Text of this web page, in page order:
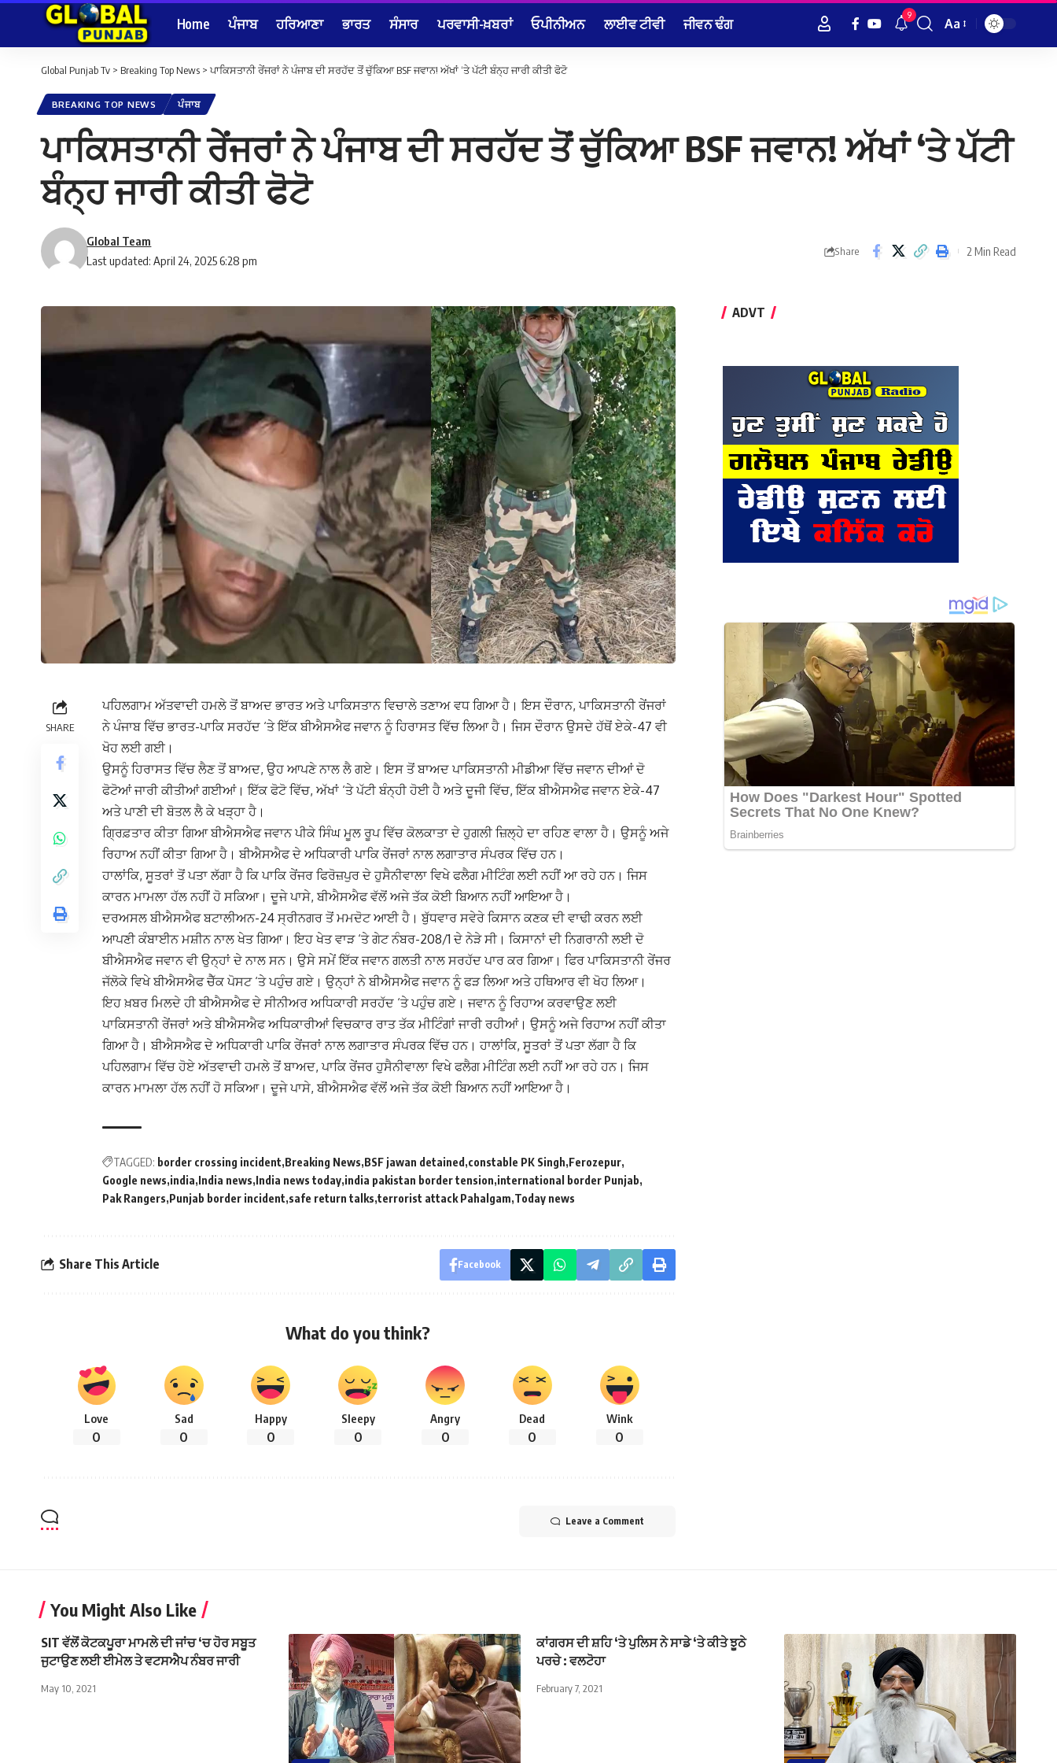
Home ਪੰਜਾਬ ਹਰਿਆਣਾ ਭਾਰਤ ਸੰਸਾਰ ਪਰਵਾਸੀ-ਖ਼ਬਰਾਂ ਓਪੀਨੀਅਨ ਲਾਈਵ ਟੀਵੀ ਜੀਵਨ ਢੰਗ 9
Font
Aa
Global Punjab Tv > Breaking Top News > ਪਾਕਿਸਤਾਨੀ ਰੇਂਜਰਾਂ ਨੇ ਪੰਜਾਬ ਦੀ ਸਰਹੱਦ ਤੋਂ ਚੁੱਕਿਆ BSF ਜਵਾਨ! ਅੱਖਾਂ ‘ਤੇ ਪੱਟੀ ਬੰਨ੍ਹ ਜਾਰੀ ਕੀਤੀ ਫੋਟੋ
BREAKING TOP NEWS ਪੰਜਾਬ
ਪਾਕਿਸਤਾਨੀ ਰੇਂਜਰਾਂ ਨੇ ਪੰਜਾਬ ਦੀ ਸਰਹੱਦ ਤੋਂ ਚੁੱਕਿਆ BSF ਜਵਾਨ! ਅੱਖਾਂ ‘ਤੇ ਪੱਟੀ
ਬੰਨ੍ਹ ਜਾਰੀ ਕੀਤੀ ਫੋਟੋ
Last updated: April 24, 2025 6:28 pm
Global Team
Share 2 Min Read
SHARE
ਪਹਿਲਗਾਮ ਅੱਤਵਾਦੀ ਹਮਲੇ ਤੋਂ ਬਾਅਦ ਭਾਰਤ ਅਤੇ ਪਾਕਿਸਤਾਨ ਵਿਚਾਲੇ ਤਣਾਅ ਵਧ ਗਿਆ ਹੈ। ਇਸ ਦੌਰਾਨ, ਪਾਕਿਸਤਾਨੀ ਰੇਂਜਰਾਂ
ਨੇ ਪੰਜਾਬ ਵਿੱਚ ਭਾਰਤ-ਪਾਕਿ ਸਰਹੱਦ ‘ਤੇ ਇੱਕ ਬੀਐਸਐਫ ਜਵਾਨ ਨੂੰ ਹਿਰਾਸਤ ਵਿੱਚ ਲਿਆ ਹੈ। ਜਿਸ ਦੌਰਾਨ ਉਸਦੇ ਹੱਥੋਂ ਏਕੇ-47 ਵੀ
ਖੋਹ ਲਈ ਗਈ।
ਉਸਨੂੰ ਹਿਰਾਸਤ ਵਿੱਚ ਲੈਣ ਤੋਂ ਬਾਅਦ, ਉਹ ਆਪਣੇ ਨਾਲ ਲੈ ਗਏ। ਇਸ ਤੋਂ ਬਾਅਦ ਪਾਕਿਸਤਾਨੀ ਮੀਡੀਆ ਵਿੱਚ ਜਵਾਨ ਦੀਆਂ ਦੋ
ਫੋਟੋਆਂ ਜਾਰੀ ਕੀਤੀਆਂ ਗਈਆਂ। ਇੱਕ ਫੋਟੋ ਵਿੱਚ, ਅੱਖਾਂ ‘ਤੇ ਪੱਟੀ ਬੰਨ੍ਹੀ ਹੋਈ ਹੈ ਅਤੇ ਦੂਜੀ ਵਿੱਚ, ਇੱਕ ਬੀਐਸਐਫ ਜਵਾਨ ਏਕੇ-47
ਅਤੇ ਪਾਣੀ ਦੀ ਬੋਤਲ ਲੈ ਕੇ ਖੜ੍ਹਾ ਹੈ।
ਗ੍ਰਿਫ਼ਤਾਰ ਕੀਤਾ ਗਿਆ ਬੀਐਸਐਫ ਜਵਾਨ ਪੀਕੇ ਸਿੰਘ ਮੂਲ ਰੂਪ ਵਿੱਚ ਕੋਲਕਾਤਾ ਦੇ ਹੁਗਲੀ ਜ਼ਿਲ੍ਹੇ ਦਾ ਰਹਿਣ ਵਾਲਾ ਹੈ। ਉਸਨੂੰ ਅਜੇ
ਰਿਹਾਅ ਨਹੀਂ ਕੀਤਾ ਗਿਆ ਹੈ। ਬੀਐਸਐਫ ਦੇ ਅਧਿਕਾਰੀ ਪਾਕਿ ਰੇਂਜਰਾਂ ਨਾਲ ਲਗਾਤਾਰ ਸੰਪਰਕ ਵਿੱਚ ਹਨ।
ਹਾਲਾਂਕਿ, ਸੂਤਰਾਂ ਤੋਂ ਪਤਾ ਲੱਗਾ ਹੈ ਕਿ ਪਾਕਿ ਰੇਂਜਰ ਫਿਰੋਜ਼ਪੁਰ ਦੇ ਹੁਸੈਨੀਵਾਲਾ ਵਿਖੇ ਫਲੈਗ ਮੀਟਿੰਗ ਲਈ ਨਹੀਂ ਆ ਰਹੇ ਹਨ। ਜਿਸ
ਕਾਰਨ ਮਾਮਲਾ ਹੱਲ ਨਹੀਂ ਹੋ ਸਕਿਆ। ਦੂਜੇ ਪਾਸੇ, ਬੀਐਸਐਫ ਵੱਲੋਂ ਅਜੇ ਤੱਕ ਕੋਈ ਬਿਆਨ ਨਹੀਂ ਆਇਆ ਹੈ।
ਦਰਅਸਲ ਬੀਐਸਐਫ ਬਟਾਲੀਅਨ-24 ਸ੍ਰੀਨਗਰ ਤੋਂ ਮਮਦੋਟ ਆਈ ਹੈ। ਬੁੱਧਵਾਰ ਸਵੇਰੇ ਕਿਸਾਨ ਕਣਕ ਦੀ ਵਾਢੀ ਕਰਨ ਲਈ
ਆਪਣੀ ਕੰਬਾਈਨ ਮਸ਼ੀਨ ਨਾਲ ਖੇਤ ਗਿਆ। ਇਹ ਖੇਤ ਵਾੜ ‘ਤੇ ਗੇਟ ਨੰਬਰ-208/1 ਦੇ ਨੇੜੇ ਸੀ। ਕਿਸਾਨਾਂ ਦੀ ਨਿਗਰਾਨੀ ਲਈ ਦੋ
ਬੀਐਸਐਫ ਜਵਾਨ ਵੀ ਉਨ੍ਹਾਂ ਦੇ ਨਾਲ ਸਨ। ਉਸੇ ਸਮੇਂ ਇੱਕ ਜਵਾਨ ਗਲਤੀ ਨਾਲ ਸਰਹੱਦ ਪਾਰ ਕਰ ਗਿਆ। ਫਿਰ ਪਾਕਿਸਤਾਨੀ ਰੇਂਜਰ
ਜੱਲੋਕੇ ਵਿਖੇ ਬੀਐਸਐਫ ਚੈੱਕ ਪੋਸਟ ‘ਤੇ ਪਹੁੰਚ ਗਏ। ਉਨ੍ਹਾਂ ਨੇ ਬੀਐਸਐਫ ਜਵਾਨ ਨੂੰ ਫੜ ਲਿਆ ਅਤੇ ਹਥਿਆਰ ਵੀ ਖੋਹ ਲਿਆ।
ਇਹ ਖ਼ਬਰ ਮਿਲਦੇ ਹੀ ਬੀਐਸਐਫ ਦੇ ਸੀਨੀਅਰ ਅਧਿਕਾਰੀ ਸਰਹੱਦ ‘ਤੇ ਪਹੁੰਚ ਗਏ। ਜਵਾਨ ਨੂੰ ਰਿਹਾਅ ਕਰਵਾਉਣ ਲਈ
ਪਾਕਿਸਤਾਨੀ ਰੇਂਜਰਾਂ ਅਤੇ ਬੀਐਸਐਫ ਅਧਿਕਾਰੀਆਂ ਵਿਚਕਾਰ ਰਾਤ ਤੱਕ ਮੀਟਿੰਗਾਂ ਜਾਰੀ ਰਹੀਆਂ। ਉਸਨੂੰ ਅਜੇ ਰਿਹਾਅ ਨਹੀਂ ਕੀਤਾ
ਗਿਆ ਹੈ। ਬੀਐਸਐਫ ਦੇ ਅਧਿਕਾਰੀ ਪਾਕਿ ਰੇਂਜਰਾਂ ਨਾਲ ਲਗਾਤਾਰ ਸੰਪਰਕ ਵਿੱਚ ਹਨ। ਹਾਲਾਂਕਿ, ਸੂਤਰਾਂ ਤੋਂ ਪਤਾ ਲੱਗਾ ਹੈ ਕਿ
ਪਹਿਲਗਾਮ ਵਿੱਚ ਹੋਏ ਅੱਤਵਾਦੀ ਹਮਲੇ ਤੋਂ ਬਾਅਦ, ਪਾਕਿ ਰੇਂਜਰ ਹੁਸੈਨੀਵਾਲਾ ਵਿਖੇ ਫਲੈਗ ਮੀਟਿੰਗ ਲਈ ਨਹੀਂ ਆ ਰਹੇ ਹਨ। ਜਿਸ
ਕਾਰਨ ਮਾਮਲਾ ਹੱਲ ਨਹੀਂ ਹੋ ਸਕਿਆ। ਦੂਜੇ ਪਾਸੇ, ਬੀਐਸਐਫ ਵੱਲੋਂ ਅਜੇ ਤੱਕ ਕੋਈ ਬਿਆਨ ਨਹੀਂ ਆਇਆ ਹੈ।
TAGGED: border crossing incident Breaking News BSF jawan detained constable PK Singh Ferozepur
Google news india India news India news today india pakistan border tension international border Punjab
Pak Rangers Punjab border incident safe return talks terrorist attack Pahalgam Today news
Share This Article Facebook
What do you think?
Love
0
Sad
0
Happy
0
Sleepy
0
Angry
0
Dead
0
Wink
0
Leave a Comment
ADVT
You Might Also Like
SIT ਵੱਲੋਂ ਕੋਟਕਪੂਰਾ ਮਾਮਲੇ ਦੀ ਜਾਂਚ ‘ਚ ਹੋਰ ਸਬੂਤ
ਜੁਟਾਉਣ ਲਈ ਈਮੇਲ ਤੇ ਵਟਸਐਪ ਨੰਬਰ ਜਾਰੀ
May 10, 2021
ਕਾਂਗਰਸ ਦੀ ਸ਼ਹਿ ‘ਤੇ ਪੁਲਿਸ ਨੇ ਸਾਡੇ ‘ਤੇ ਕੀਤੇ ਝੂਠੇ
ਪਰਚੇ : ਵਲਟੋਹਾ
February 7, 2021